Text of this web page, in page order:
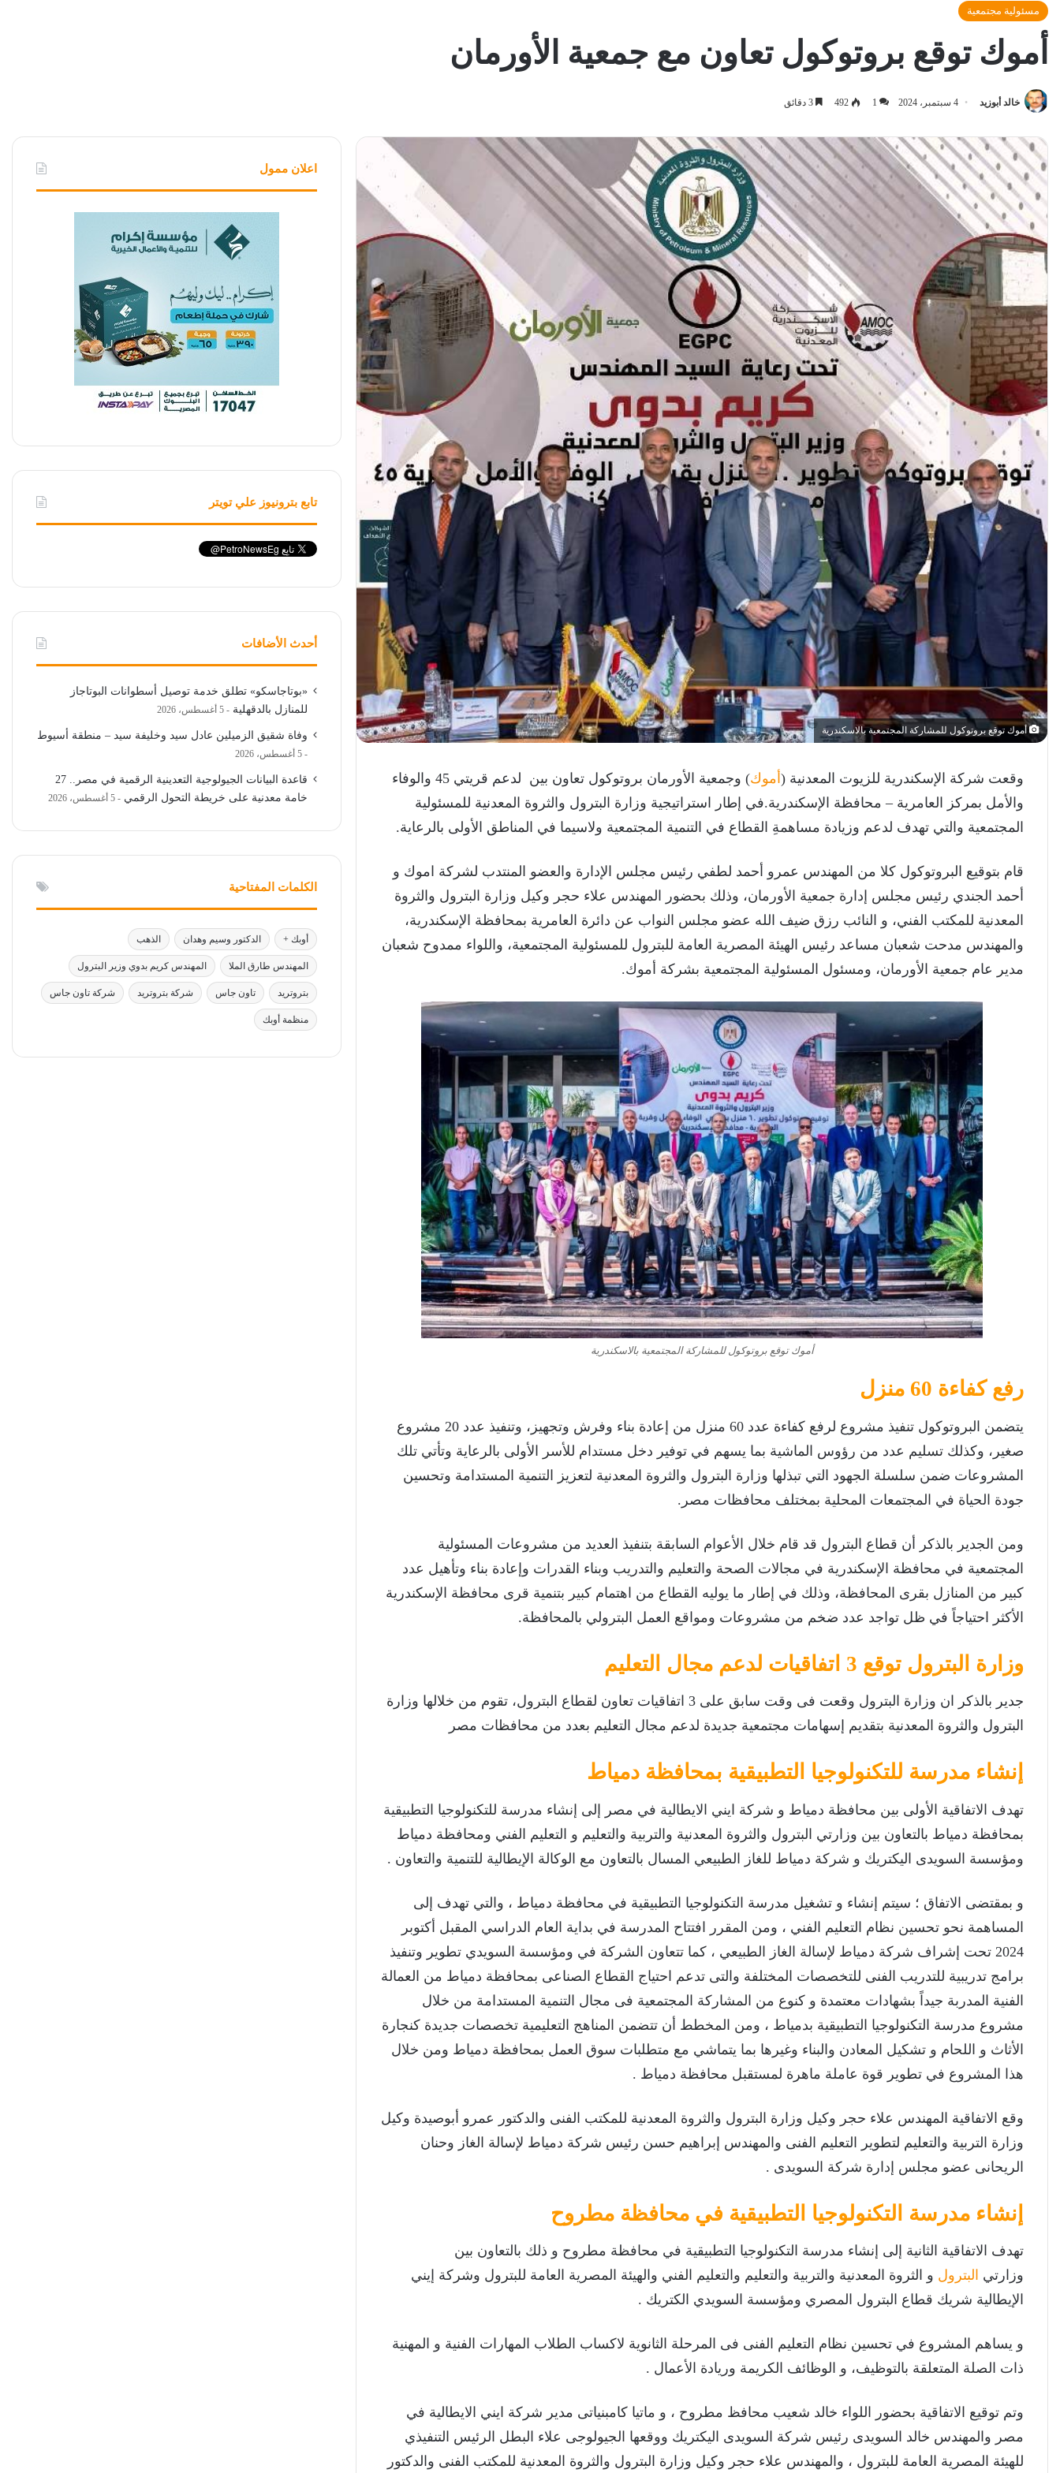
مسئولية مجتمعية
أموك توقع بروتوكول تعاون مع جمعية الأورمان
خالد أبوزيد 4 سبتمبر، 2024 1
492
أموك توقع بروتوكول للمشاركة المجتمعية بالاسكندرية
وقعت شركة الإسكندرية للزيوت المعدنية (أموك
) وجمعية الأورمان بروتوكول تعاون بين لدعم قريتي 45 والوفاء
والأمل بمركز العامرية – محافظة الإسكندرية.في إطار استراتيجية وزارة البترول والثروة المعدنية للمسئولية
المجتمعية والتي تهدف لدعم وزيادة مساهمةِ القطاع في التنمية المجتمعية ولاسيما في المناطق الأولى بالرعاية.
قام بتوقيع البروتوكول كلا من المهندس عمرو أحمد لطفي رئيس مجلس الإدارة والعضو المنتدب لشركة اموك و
أحمد الجندي رئيس مجلس إدارة جمعية الأورمان، وذلك بحضور المهندس علاء حجر وكيل وزارة البترول والثروة
المعدنية للمكتب الفني، و النائب رزق ضيف الله عضو مجلس النواب عن دائرة العامرية بمحافظة الإسكندرية،
والمهندس مدحت شعبان مساعد رئيس الهيئة المصرية العامة للبترول للمسئولية المجتمعية، واللواء ممدوح شعبان
مدير عام جمعية الأورمان، ومسئول المسئولية المجتمعية بشركة أموك.
أموك توقع بروتوكول للمشاركة المجتمعية بالاسكندرية
رفع كفاءة 60 منزل
يتضمن البروتوكول تنفيذ مشروع لرفع كفاءة عدد 60 منزل من إعادة بناء وفرش وتجهيز، وتنفيذ عدد 20 مشروع
صغير، وكذلك تسليم عدد من رؤوس الماشية بما يسهم في توفير دخل مستدام للأسر الأولى بالرعاية وتأتي تلك
المشروعات ضمن سلسلة الجهود التي تبذلها وزارة البترول والثروة المعدنية لتعزيز التنمية المستدامة وتحسين
جودة الحياة في المجتمعات المحلية بمختلف محافظات مصر.
ومن الجدير بالذكر أن قطاع البترول قد قام خلال الأعوام السابقة بتنفيذ العديد من مشروعات المسئولية
المجتمعية في محافظة الإسكندرية في مجالات الصحة والتعليم والتدريب وبناء القدرات وإعادة بناء وتأهيل عدد
كبير من المنازل بقرى المحافظة، وذلك في إطار ما يوليه القطاع من اهتمام كبير بتنمية قرى محافظة الإسكندرية
الأكثر احتياجاً في ظل تواجد عدد ضخم من مشروعات ومواقع العمل البترولي بالمحافظة.
وزارة البترول توقع 3 اتفاقيات لدعم مجال التعليم
جدير بالذكر ان وزارة البترول وقعت فى وقت سابق على 3 اتفاقيات تعاون لقطاع البترول، تقوم من خلالها وزارة
البترول والثروة المعدنية بتقديم إسهامات مجتمعية جديدة لدعم مجال التعليم بعدد من محافظات مصر
إنشاء مدرسة للتكنولوجيا التطبيقية بمحافظة دمياط
تهدف الاتفاقية الأولى بين محافظة دمياط و شركة ايني الايطالية في مصر إلى إنشاء مدرسة للتكنولوجيا التطبيقية
بمحافظة دمياط بالتعاون بين وزارتي البترول والثروة المعدنية والتربية والتعليم و التعليم الفني ومحافظة دمياط
ومؤسسة السويدى اليكتريك و شركة دمياط للغاز الطبيعي المسال بالتعاون مع الوكالة الإيطالية للتنمية والتعاون .
و بمقتضى الاتفاق ؛ سيتم إنشاء و تشغيل مدرسة التكنولوجيا التطبيقية في محافظة دمياط ، والتي تهدف إلى
المساهمة نحو تحسين نظام التعليم الفني ، ومن المقرر افتتاح المدرسة في بداية العام الدراسي المقبل أكتوبر
2024 تحت إشراف شركة دمياط لإسالة الغاز الطبيعي ، كما تتعاون الشركة في ومؤسسة السويدي تطوير وتنفيذ
برامج تدريبية للتدريب الفنى للتخصصات المختلفة والتى تدعم احتياج القطاع الصناعى بمحافظة دمياط من العمالة
الفنية المدربة جيداً بشهادات معتمدة و كنوع من المشاركة المجتمعية فى مجال التنمية المستدامة من خلال
مشروع مدرسة التكنولوجيا التطبيقية بدمياط ، ومن المخطط أن تتضمن المناهج التعليمية تخصصات جديدة كنجارة
الأثاث و اللحام و تشكيل المعادن والبناء وغيرها بما يتماشي مع متطلبات سوق العمل بمحافظة دمياط ومن خلال
هذا المشروع في تطوير قوة عاملة ماهرة لمستقبل محافظة دمياط .
وقع الاتفاقية المهندس علاء حجر وكيل وزارة البترول والثروة المعدنية للمكتب الفنى والدكتور عمرو أبوصيدة وكيل
وزارة التربية والتعليم لتطوير التعليم الفنى والمهندس إبراهيم حسن رئيس شركة دمياط لإسالة الغاز وحنان
الريحانى عضو مجلس إدارة شركة السويدى .
إنشاء مدرسة التكنولوجيا التطبيقية في محافظة مطروح
تهدف الاتفاقية الثانية إلى إنشاء مدرسة التكنولوجيا التطبيقية في محافظة مطروح و ذلك بالتعاون بين
وزارتي البترول و الثروة المعدنية والتربية والتعليم والتعليم الفني والهيئة المصرية العامة للبترول وشركة إيني
الإيطالية شريك قطاع البترول المصري ومؤسسة السويدي الكتريك .
و يساهم المشروع في تحسين نظام التعليم الفنى فى المرحلة الثانوية لاكساب الطلاب المهارات الفنية و المهنية
ذات الصلة المتعلقة بالتوظيف، و الوظائف الكريمة وريادة الأعمال .
وتم توقيع الاتفاقية بحضور اللواء خالد شعيب محافظ مطروح ، و ماتيا كامبنياتى مدير شركة ايني الايطالية في
مصر والمهندس خالد السويدى رئيس شركة السويدى اليكتريك ووقعها الجيولوجى علاء البطل الرئيس التنفيذي
للهيئة المصرية العامة للبترول ، والمهندس علاء حجر وكيل وزارة البترول والثروة المعدنية للمكتب الفنى والدكتور
اعلان ممول
تابع بترونيوز علي تويتر
أحدث الأضافات
«بوتاجاسكو» تطلق خدمة توصيل أسطوانات البوتاجاز
للمنازل بالدقهلية
5 أغسطس، 2026
وفاة شقيق الزميلين عادل سيد وخليفة سيد – منطقة أسيوط
5 أغسطس، 2026
قاعدة البيانات الجيولوجية التعدينية الرقمية في مصر.. 27
خامة معدنية على خريطة التحول الرقمي
5 أغسطس، 2026
الكلمات المفتاحية
أوبك + الدكتور وسيم وهدان الذهب
المهندس طارق الملا المهندس كريم بدوي وزير البترول
بتروتريد تاون جاس شركة بتروتريد شركة تاون جاس
منظمة أوبك